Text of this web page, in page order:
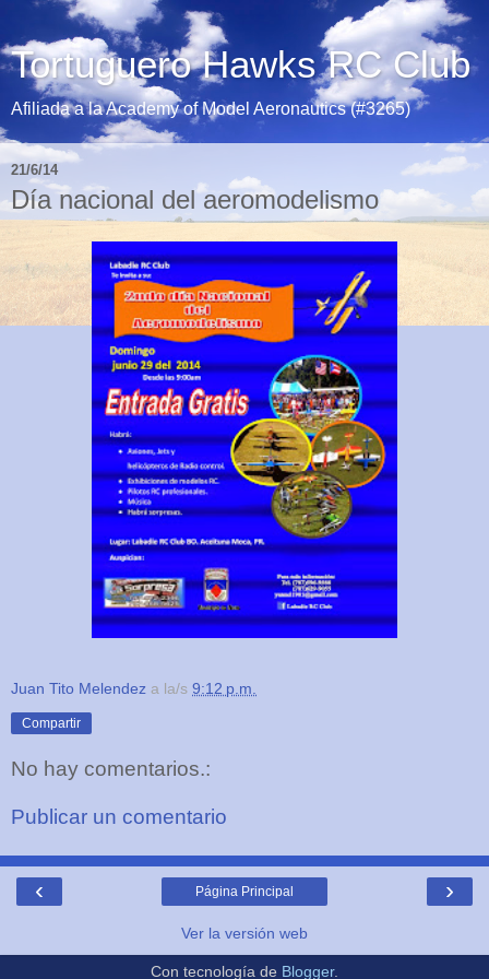
Tortuguero Hawks RC Club
Afiliada a la Academy of Model Aeronautics (#3265)
21/6/14
Día nacional del aeromodelismo
Juan Tito Melendez a la/s 9:12 p.m.
Compartir
No hay comentarios.:
Publicar un comentario
‹ ›
Página Principal
Ver la versión web
Con tecnología de Blogger.